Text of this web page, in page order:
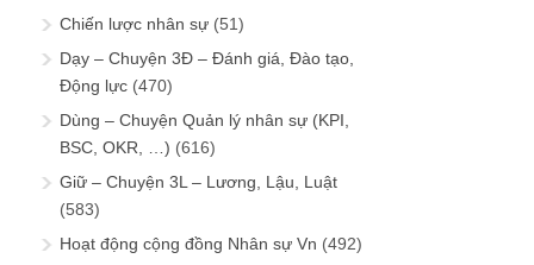
Chiến lược nhân sự (51)
Dạy – Chuyện 3Đ – Đánh giá, Đào tạo,
Động lực (470)
Dùng – Chuyện Quản lý nhân sự (KPI,
BSC, OKR, …) (616)
Giữ – Chuyện 3L – Lương, Lậu, Luật
(583)
Hoạt động cộng đồng Nhân sự Vn (492)